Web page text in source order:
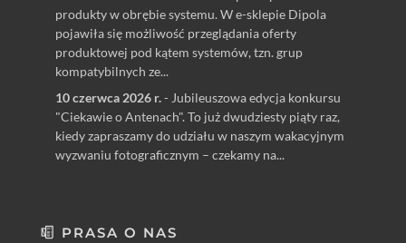
produkty w obrębie systemu. W e-sklepie Dipola
pojawiła się możliwość przeglądania oferty
produktowej pod kątem systemów, tzn. grup
kompatybilnych ze...
10 czerwca 2026 r.- Jubileuszowa edycja konkursu
"Ciekawie o Antenach". To już dwudziesty piąty raz,
kiedy zapraszamy do udziału w naszym wakacyjnym
wyzwaniu fotograficznym – czekamy na...
PRASA O NAS